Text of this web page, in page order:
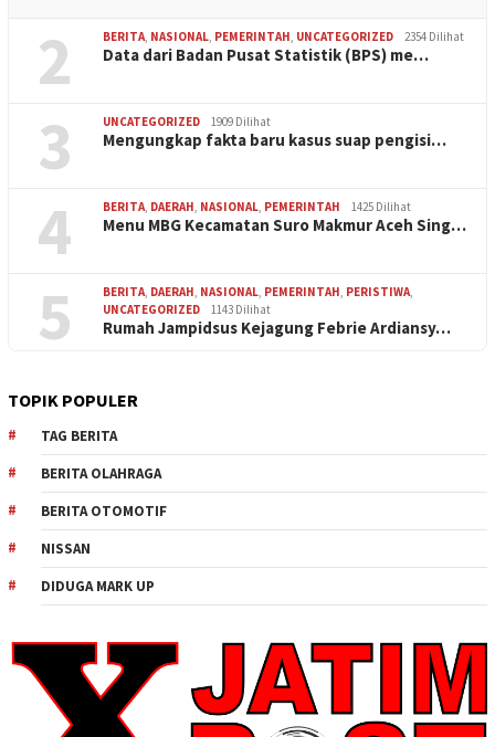
2 BERITA, NASIONAL, PEMERINTAH, UNCATEGORIZED 2354 Dilihat
Data dari Badan Pusat Statistik (BPS) me…
3 UNCATEGORIZED 1909 Dilihat
Mengungkap fakta baru kasus suap pengisi…
4 BERITA, DAERAH, NASIONAL, PEMERINTAH 1425 Dilihat
Menu MBG Kecamatan Suro Makmur Aceh Sing…
5 BERITA, DAERAH, NASIONAL, PEMERINTAH, PERISTIWA,
UNCATEGORIZED
1143 Dilihat
Rumah Jampidsus Kejagung Febrie Ardiansy…
TOPIK POPULER
TAG BERITA
BERITA OLAHRAGA
BERITA OTOMOTIF
NISSAN
DIDUGA MARK UP